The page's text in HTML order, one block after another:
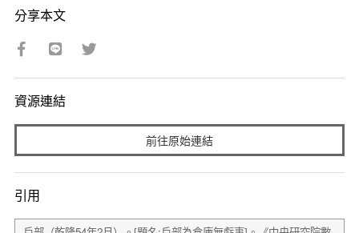
分享本文
資源連結
前往原始連結
引用